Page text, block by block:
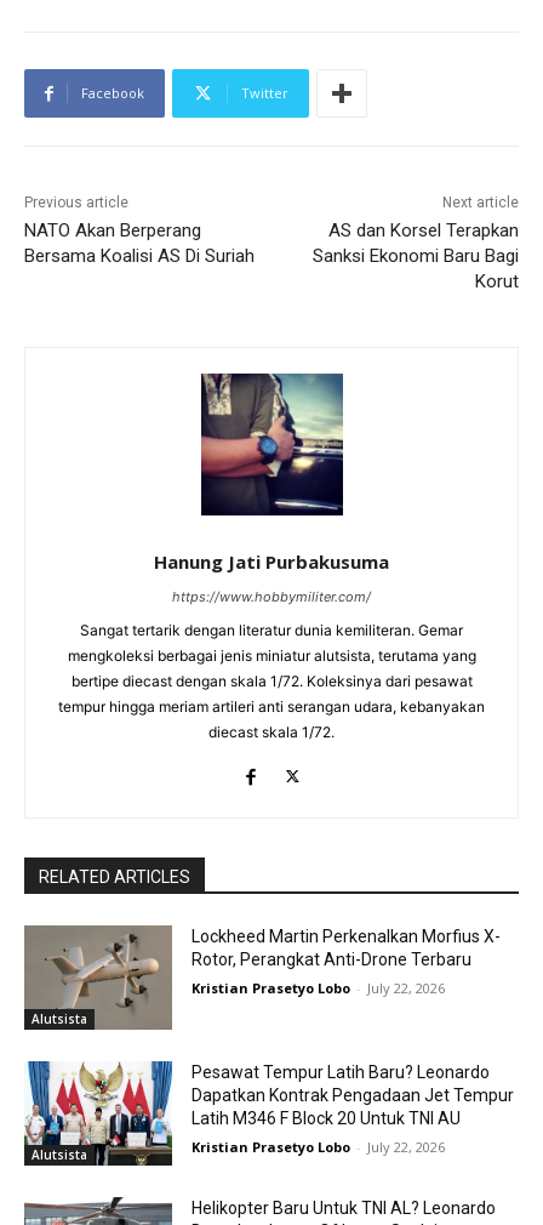
Facebook Twitter
Previous article
NATO Akan Berperang
Bersama Koalisi AS Di Suriah
Next article
AS dan Korsel Terapkan
Sanksi Ekonomi Baru Bagi
Korut
Hanung Jati Purbakusuma
https://www.hobbymiliter.com/
Sangat tertarik dengan literatur dunia kemiliteran. Gemar
mengkoleksi berbagai jenis miniatur alutsista, terutama yang
bertipe diecast dengan skala 1/72. Koleksinya dari pesawat
tempur hingga meriam artileri anti serangan udara, kebanyakan
diecast skala 1/72.
RELATED ARTICLES
Alutsista
Lockheed Martin Perkenalkan Morfius X-
Rotor, Perangkat Anti-Drone Terbaru
Kristian Prasetyo Lobo - July 22, 2026
Alutsista
Pesawat Tempur Latih Baru? Leonardo
Dapatkan Kontrak Pengadaan Jet Tempur
Latih M346 F Block 20 Untuk TNI AU
Kristian Prasetyo Lobo - July 22, 2026
Helikopter Baru Untuk TNI AL? Leonardo